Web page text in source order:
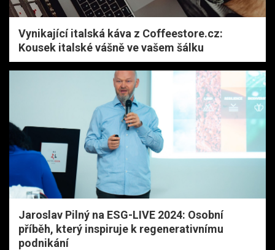
Vynikající italská káva z Coffeestore.cz:
Kousek italské vášně ve vašem šálku
Jaroslav Pilný na ESG-LIVE 2024: Osobní
příběh, který inspiruje k regenerativnímu
podnikání